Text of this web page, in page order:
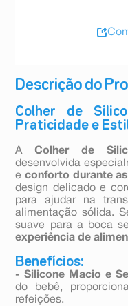
Descrição do
Colher de
Praticidade e
AColher de
desenvolvida
e conforto durante
design delicado e
para ajudar na
alimentação sólida.
suave para a boca
experiência de
Benefícios:
- Silicone Macio e
do bebê,
refeições.